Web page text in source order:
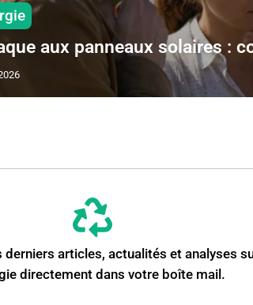
aux panneaux solaires :
derniers articles, actualités et analyses
directement dans votre boîte mail.